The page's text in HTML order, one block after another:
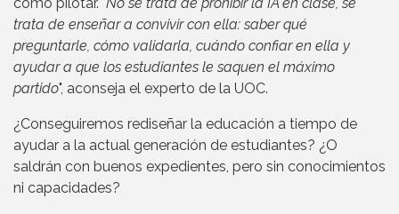
trata de enseñar a convivir con ella: saber qué
preguntarle, cómo validarla, cuándo confiar en ella y
ayudar a que los estudiantes le saquen el máximo
partido", aconseja el experto de la UOC.
¿Conseguiremos rediseñar la educación a tiempo de
ayudar a la actual generación de estudiantes? ¿O
saldrán con buenos expedientes, pero sin conocimientos
ni capacidades?